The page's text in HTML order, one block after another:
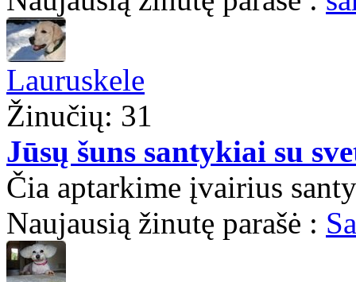
Lauruskele
Žinučių: 31
Jūsų šuns santykiai su
Čia aptarkime įvairius
Naujausią žinutę parašė :